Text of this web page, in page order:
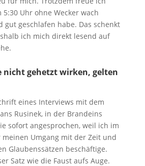
Uhr ohne Wecker wach
gut geschlafen habe. Das schenkt
ich mich direkt lesend auf
nicht gehetzt wirken, gelten
eines Interviews mit dem
Rusinek, in der Brandeins
sofort angesprochen, weil ich im
Umgang mit der Zeit und
Glaubenssätzen beschäftige.
Satz wie die Faust aufs Auge.